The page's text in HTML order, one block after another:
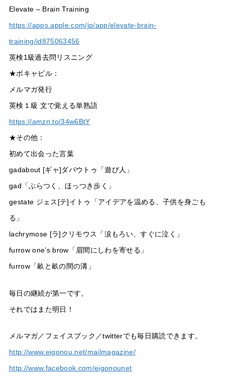
Elevate – Brain Training
https://apps.apple.com/jp/app/elevate-brain-
training/id875063456
英検1級過去問リスニング
★ボキャビル：
メルマガ発行
英検１級 文で覚える単熟語
https://amzn.to/34w6BtY
★その他：
初めて出会った言葉
gadabout [ギャ]ダバウトゥ「遊び人」
gad「ぶらつく、ほっつき歩く」
gestate ジェス[テ]イトゥ「アイデアを温める、子供を身ごも
る」
lachrymose [ラ]クリモウス「涙もろい、すぐに泣く」
furrow one’s brow「眉間にしわを寄せる」
furrow「畝と畝の間の溝」
毎日の継続が第一です。
それではまた明日！
メルマガ／フェイスブック／twitterでも毎日購読できます。
http://www.eigonou.net/mailmagazine/
http://www.facebook.com/eigonounet